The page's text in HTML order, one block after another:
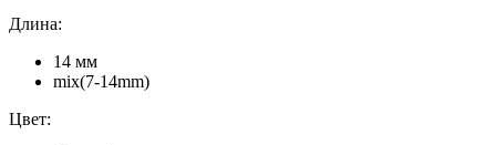
Длина:
14 мм
mix(7-14mm)
Цвет: